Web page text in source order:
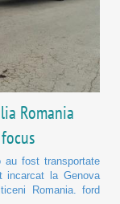
Romania
au fost transportate
incarcat la Genova
Romania. ford